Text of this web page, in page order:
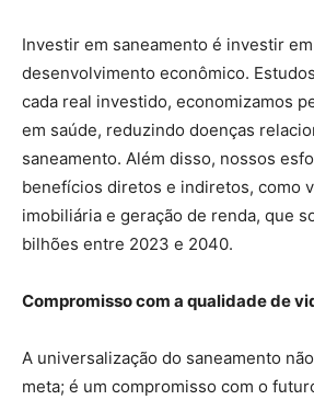
Investir em saneamento é investir
desenvolvimento econômico.
cada real investido, economizamos
em saúde, reduzindo doenças
saneamento. Além disso, nossos
benefícios diretos e indiretos, como
imobiliária e geração de renda, que
bilhões entre 2023 e 2040.
Compromisso com a qualidade de
A universalização do saneamento
meta; é um compromisso com o